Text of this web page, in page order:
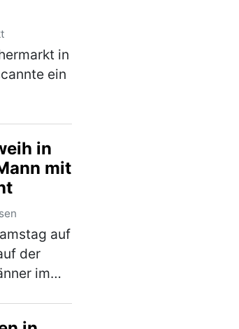
die zum
in
ein
20 €
wollte
(mehr)
in
mit
auf
der
im